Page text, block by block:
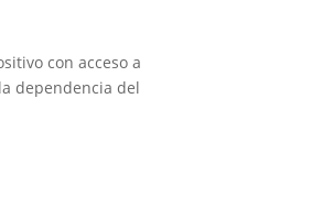
con acceso a
dependencia del